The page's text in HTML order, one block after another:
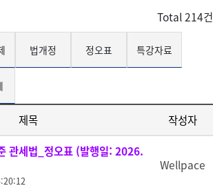
Total214건
법개정 정오표 특강자료
제목
작성자
관세법_정오표 (발행일: 2026.
Wellpace